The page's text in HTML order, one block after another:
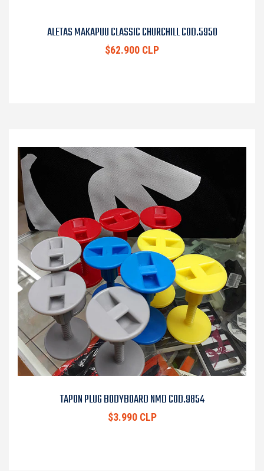
ALETAS MAKAPUU CLASSIC CHURCHILL COD.5950
$62.900 CLP
TAPON PLUG BODYBOARD NMD COD.9854
$3.990 CLP